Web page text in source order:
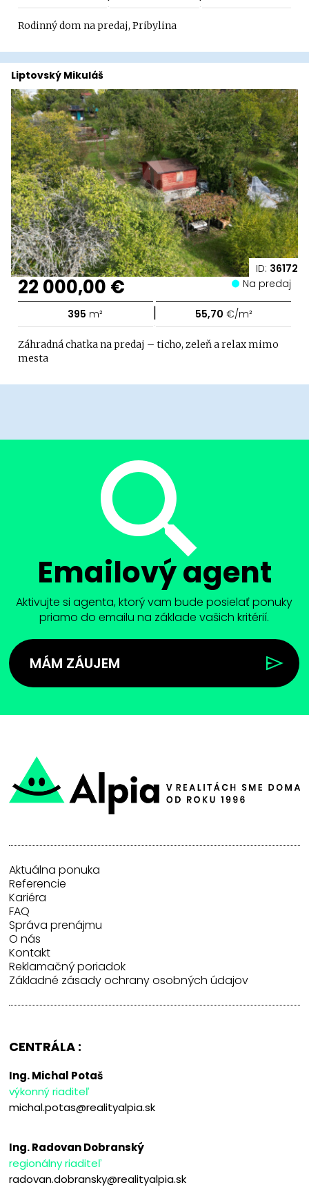
Rodinný dom na predaj, Pribylina
ID: 36172
Liptovský Mikuláš
22 000,00 € Na predaj
395 m² | 55,70 €/m²
Záhradná chatka na predaj – ticho, zeleň a relax mimo
mesta
Emailový agent
Aktivujte si agenta, ktorý vam bude posielať ponuky
priamo do emailu na základe vašich kritérií.
MÁM ZÁUJEM
Aktuálna ponuka
Referencie
Kariéra
FAQ
Správa prenájmu
O nás
Kontakt
Reklamačný poriadok
Základné zásady ochrany osobných údajov
CENTRÁLA :
Ing. Michal Potaš
výkonný riaditeľ
michal.potas@realityalpia.sk
Ing. Radovan Dobranský
regionálny riaditeľ
radovan.dobransky@realityalpia.sk